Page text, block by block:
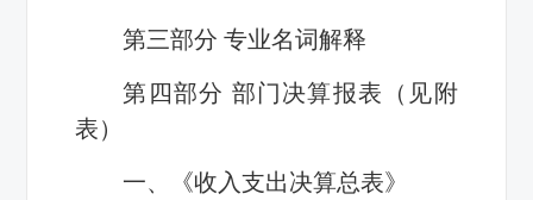
第三部分 专业名词解释
第四部分 部门决算报表（见附
表）
一、《收入支出决算总表》